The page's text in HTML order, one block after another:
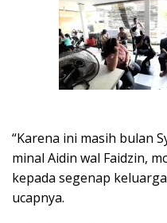
“Karena ini masih bulan
minal Aidin wal Faidzin,
kepada segenap
ucapnya.